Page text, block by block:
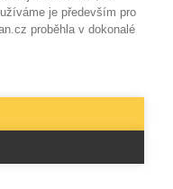
kytarou #2:
tátu-dědu
jsme bestof. Chtěli
nový život
je především pro
proběhla v dokonalé